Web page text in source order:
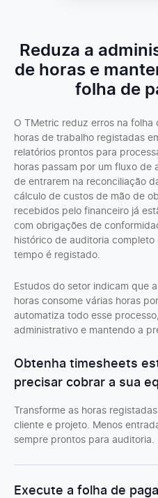
Reduza a
de horas e
folha de
O TMetric reduz erros na
horas de trabalho registadas
relatórios prontos para
horas passam por um fluxo de
de entrarem na reconciliação
cálculo de custos de mão de
recebidos pelo financeiro já
com obrigações de
histórico de auditoria
tempo é registado.
Estudos do setor indicam que
horas consome várias horas
automatiza todo esse
administrativo e mantendo a
Obtenha timesheets
precisar cobrar a sua
Transforme as horas
cliente e projeto. Menos
sempre prontos para auditoria.
Execute a folha de